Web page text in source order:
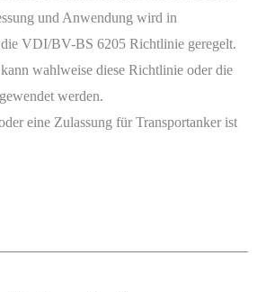
und Anwendung wird in
VDI/BV-BS 6205 Richtlinie geregelt.
wahlweise diese Richtlinie oder die
werden.
eine Zulassung für Transportanker ist